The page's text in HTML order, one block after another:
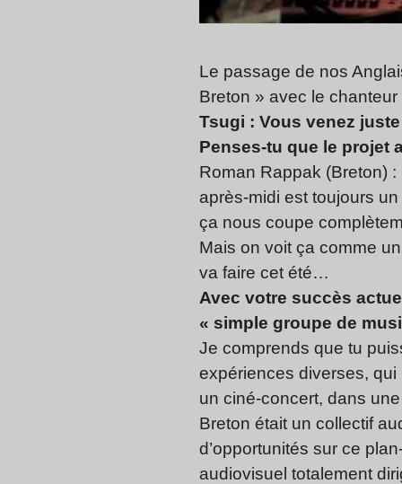
Le passage de nos
Breton » avec le
Tsugi : Vous venez
Penses-tu que le projet
Roman Rappak (Breton)
après-midi est toujours
ça nous coupe
Mais on voit ça comme
va faire cet été…
Avec votre succès
« simple groupe de
Je comprends que tu
expériences diverses, qui
un ciné-concert, dans
Breton était un collectif
d’opportunités sur ce
audiovisuel totalement